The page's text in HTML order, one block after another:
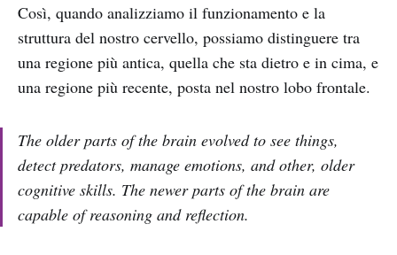
Così, quando analizziamo il funzionamento e la
struttura del nostro cervello, possiamo distinguere tra
una regione più antica, quella che sta dietro e in cima, e
una regione più recente, posta nel nostro lobo frontale.
The older parts of the brain evolved to see things,
detect predators, manage emotions, and other, older
cognitive skills. The newer parts of the brain are
capable of reasoning and reflection.